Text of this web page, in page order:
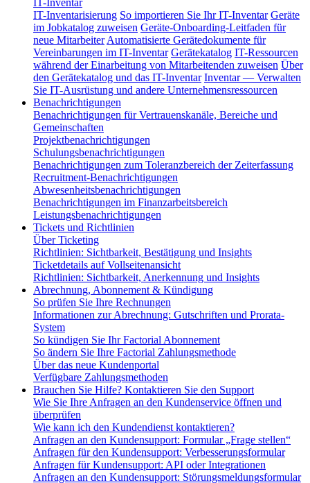
IT-Inventarisierung So importieren Sie Ihr IT-Inventar Geräte
im Jobkatalog zuweisen Geräte-Onboarding-Leitfaden für
neue Mitarbeiter Automatisierte Gerätedokumente für
Vereinbarungen im IT-Inventar Gerätekatalog IT-Ressourcen
während der Einarbeitung von Mitarbeitenden zuweisen Über
den Gerätekatalog und das IT-Inventar Inventar — Verwalten
Sie IT-Ausrüstung und andere Unternehmensressourcen
Benachrichtigungen
Benachrichtigungen für Vertrauenskanäle, Bereiche und
Gemeinschaften
Projektbenachrichtigungen
Schulungsbenachrichtigungen
Benachrichtigungen zum Toleranzbereich der Zeiterfassung
Recruitment-Benachrichtigungen
Abwesenheitsbenachrichtigungen
Benachrichtigungen im Finanzarbeitsbereich
Leistungsbenachrichtigungen
Tickets und Richtlinien
Über Ticketing
Richtlinien: Sichtbarkeit, Bestätigung und Insights
Ticketdetails auf Vollseitenansicht
Richtlinien: Sichtbarkeit, Anerkennung und Insights
Abrechnung, Abonnement & Kündigung
So prüfen Sie Ihre Rechnungen
Informationen zur Abrechnung: Gutschriften und Prorata-
System
So kündigen Sie Ihr Factorial Abonnement
So ändern Sie Ihre Factorial Zahlungsmethode
Über das neue Kundenportal
Verfügbare Zahlungsmethoden
Brauchen Sie Hilfe? Kontaktieren Sie den Support
Wie Sie Ihre Anfragen an den Kundenservice öffnen und
überprüfen
Wie kann ich den Kundendienst kontaktieren?
Anfragen an den Kundensupport: Formular „Frage stellen“
Anfragen für den Kundensupport: Verbesserungsformular
Anfragen für Kundensupport: API oder Integrationen
Anfragen an den Kundensupport: Störungsmeldungsformular